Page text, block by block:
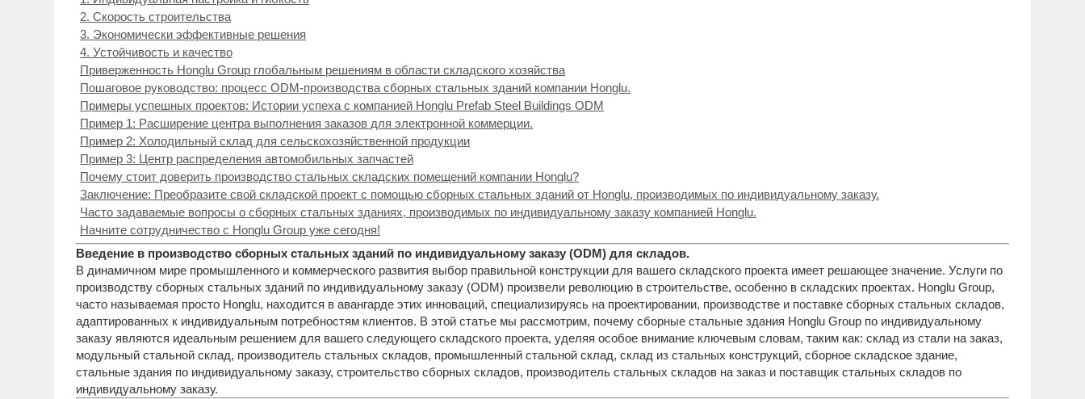
2. Скорость строительства
3. Экономически эффективные решения
4. Устойчивость и качество
Приверженность Honglu Group глобальным решениям в области складского хозяйства
Пошаговое руководство: процесс ODM-производства сборных стальных зданий компании Honglu.
Примеры успешных проектов: Истории успеха с компанией Honglu Prefab Steel Buildings ODM
Пример 1: Расширение центра выполнения заказов для электронной коммерции.
Пример 2: Холодильный склад для сельскохозяйственной продукции
Пример 3: Центр распределения автомобильных запчастей
Почему стоит доверить производство стальных складских помещений компании Honglu?
Заключение: Преобразите свой складской проект с помощью сборных стальных зданий от Honglu, производимых по индивидуальному заказу.
Часто задаваемые вопросы о сборных стальных зданиях, производимых по индивидуальному заказу компанией Honglu.
Начните сотрудничество с Honglu Group уже сегодня!
Введение в производство сборных стальных зданий по индивидуальному заказу (ODM) для складов.
В динамичном мире промышленного и коммерческого развития выбор правильной конструкции для вашего складского проекта имеет решающее значение. Услуги по
производству сборных стальных зданий по индивидуальному заказу (ODM) произвели революцию в строительстве, особенно в складских проектах. Honglu Group,
часто называемая просто Honglu, находится в авангарде этих инноваций, специализируясь на проектировании, производстве и поставке сборных стальных складов,
адаптированных к индивидуальным потребностям клиентов. В этой статье мы рассмотрим, почему сборные стальные здания Honglu Group по индивидуальному
заказу являются идеальным решением для вашего следующего складского проекта, уделяя особое внимание ключевым словам, таким как: склад из стали на заказ,
модульный стальной склад, производитель стальных складов, промышленный стальной склад, склад из стальных конструкций, сборное складское здание,
стальные здания по индивидуальному заказу, строительство сборных складов, производитель стальных складов на заказ и поставщик стальных складов по
индивидуальному заказу.